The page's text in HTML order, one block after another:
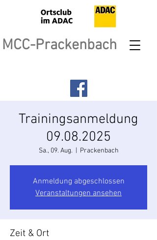
MCC-Prackenbach
Trainingsanmeldung
09.08.2025
Sa., 09. Aug. Prackenbach
Anmeldung abgeschlossen
Veranstaltungen ansehen
Zeit & Ort